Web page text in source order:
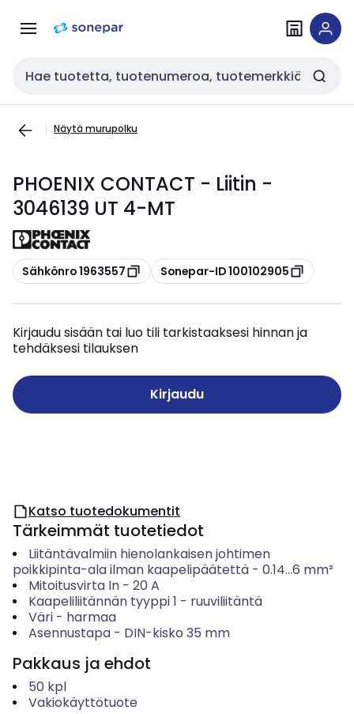
navigointiinsisältöön
Haku
Näytä murupolku
PHOENIX CONTACT - Liitin -
3046139 UT 4-MT
Kopioi
Sähkönro 1963557 Kopioi
Sonepar-ID 100102905
Kirjaudu sisään tai luo tili tarkistaaksesi hinnan ja
tehdäksesi tilauksen
Kirjaudu
Katso tuotedokumentit
Tärkeimmät tuotetiedot
Liitäntävalmiin hienolankaisen johtimen
poikkipinta-ala ilman kaapelipäätettä - 0.14...6 mm²
Mitoitusvirta In- 20 A
Kaapeliliitännän tyyppi 1 - ruuviliitäntä
Väri- harmaa
Asennustapa- DIN-kisko 35 mm
Pakkaus ja ehdot
50 kpl
Vakiokäyttötuote